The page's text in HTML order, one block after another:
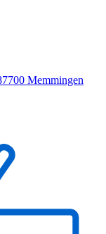
Memmingen